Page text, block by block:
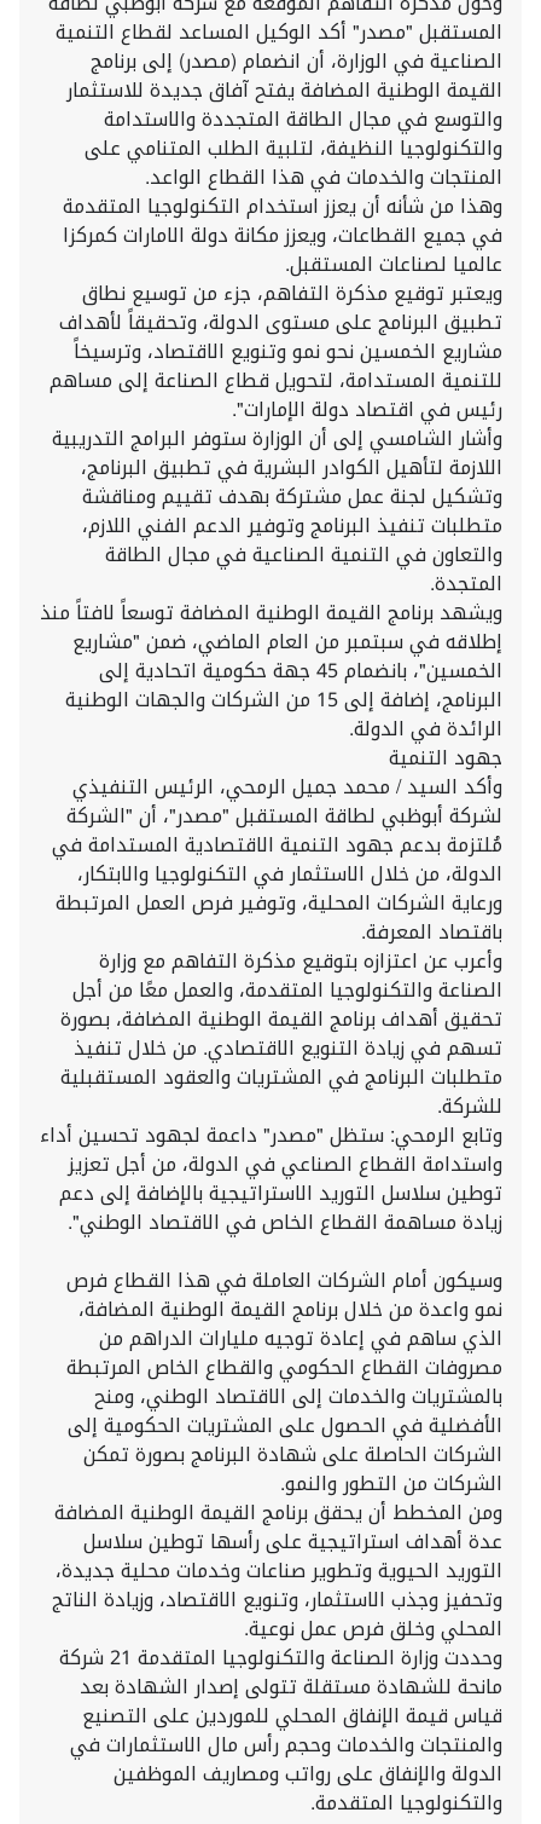
المستقبل "مصدر" أكد الوكيل المساعد لقطاع التنمية
الصناعية في الوزارة، أن انضمام (مصدر) إلى برنامج
القيمة الوطنية المضافة يفتح آفاق جديدة للاستثمار
والتوسع في مجال الطاقة المتجددة والاستدامة
والتكنولوجيا النظيفة، لتلبية الطلب المتنامي على
المنتجات والخدمات في هذا القطاع الواعد.
وهذا من شأنه أن يعزز استخدام التكنولوجيا المتقدمة
في جميع القطاعات، ويعزز مكانة دولة الامارات كمركزا
عالميا لصناعات المستقبل.
ويعتبر توقيع مذكرة التفاهم، جزء من توسيع نطاق
تطبيق البرنامج على مستوى الدولة، وتحقيقاً لأهداف
مشاريع الخمسين نحو نمو وتنويع الاقتصاد، وترسيخاً
للتنمية المستدامة، لتحويل قطاع الصناعة إلى مساهم
رئيس في اقتصاد دولة الإمارات".
وأشار الشامسي إلى أن الوزارة ستوفر البرامج التدريبية
اللازمة لتأهيل الكوادر البشرية في تطبيق البرنامج،
وتشكيل لجنة عمل مشتركة بهدف تقييم ومناقشة
متطلبات تنفيذ البرنامج وتوفير الدعم الفني اللازم،
والتعاون في التنمية الصناعية في مجال الطاقة
المتجدة.
ويشهد برنامج القيمة الوطنية المضافة توسعاً لافتاً منذ
إطلاقه في سبتمبر من العام الماضي، ضمن "مشاريع
الخمسين"، بانضمام 45 جهة حكومية اتحادية إلى
البرنامج، إضافة إلى 15 من الشركات والجهات الوطنية
الرائدة في الدولة.
جهود التنمية
وأكد السيد / محمد جميل الرمحي، الرئيس التنفيذي
لشركة أبوظبي لطاقة المستقبل "مصدر"، أن "الشركة
مُلتزمة بدعم جهود التنمية الاقتصادية المستدامة في
الدولة، من خلال الاستثمار في التكنولوجيا والابتكار،
ورعاية الشركات المحلية، وتوفير فرص العمل المرتبطة
باقتصاد المعرفة.
وأعرب عن اعتزازه بتوقيع مذكرة التفاهم مع وزارة
الصناعة والتكنولوجيا المتقدمة، والعمل معًا من أجل
تحقيق أهداف برنامج القيمة الوطنية المضافة، بصورة
تسهم في زيادة التنويع الاقتصادي. من خلال تنفيذ
متطلبات البرنامج في المشتريات والعقود المستقبلية
للشركة.
وتابع الرمحي: ستظل "مصدر" داعمة لجهود تحسين أداء
واستدامة القطاع الصناعي في الدولة، من أجل تعزيز
توطين سلاسل التوريد الاستراتيجية بالإضافة إلى دعم
زيادة مساهمة القطاع الخاص في الاقتصاد الوطني".
وسيكون أمام الشركات العاملة في هذا القطاع فرص
نمو واعدة من خلال برنامج القيمة الوطنية المضافة،
الذي ساهم في إعادة توجيه مليارات الدراهم من
مصروفات القطاع الحكومي والقطاع الخاص المرتبطة
بالمشتريات والخدمات إلى الاقتصاد الوطني، ومنح
الأفضلية في الحصول على المشتريات الحكومية إلى
الشركات الحاصلة على شهادة البرنامج بصورة تمكن
الشركات من التطور والنمو.
ومن المخطط أن يحقق برنامج القيمة الوطنية المضافة
عدة أهداف استراتيجية على رأسها توطين سلاسل
التوريد الحيوية وتطوير صناعات وخدمات محلية جديدة،
وتحفيز وجذب الاستثمار، وتنويع الاقتصاد، وزيادة الناتج
المحلي وخلق فرص عمل نوعية.
وحددت وزارة الصناعة والتكنولوجيا المتقدمة 21 شركة
مانحة للشهادة مستقلة تتولى إصدار الشهادة بعد
قياس قيمة الإنفاق المحلي للموردين على التصنيع
والمنتجات والخدمات وحجم رأس مال الاستثمارات في
الدولة والإنفاق على رواتب ومصاريف الموظفين
والتكنولوجيا المتقدمة.